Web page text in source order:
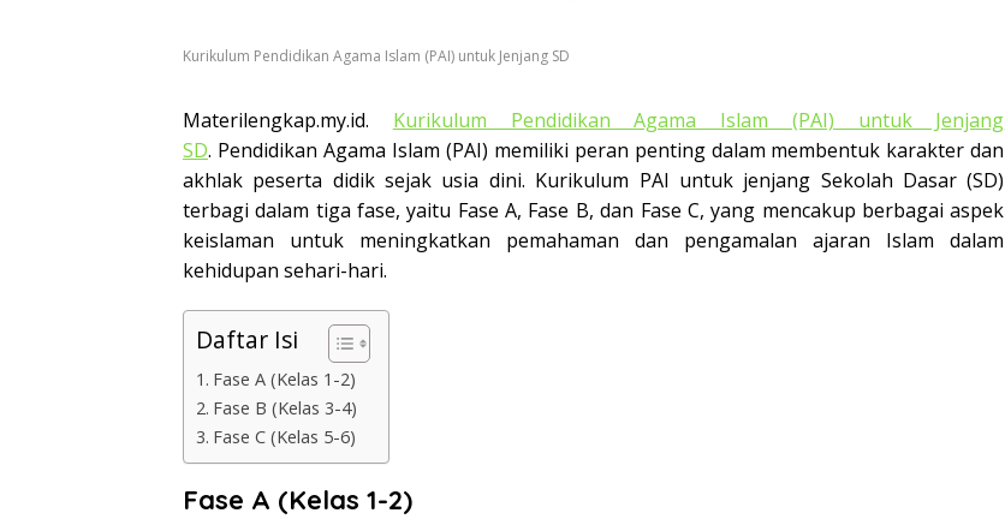
Kurikulum Pendidikan Agama Islam (PAI) untuk Jenjang SD
Materilengkap.my.id. Kurikulum Pendidikan Agama Islam (PAI) untuk Jenjang
SD. Pendidikan Agama Islam (PAI) memiliki peran penting dalam membentuk karakter dan
akhlak peserta didik sejak usia dini. Kurikulum PAI untuk jenjang Sekolah Dasar (SD)
terbagi dalam tiga fase, yaitu Fase A, Fase B, dan Fase C, yang mencakup berbagai aspek
keislaman untuk meningkatkan pemahaman dan pengamalan ajaran Islam dalam
kehidupan sehari-hari.
Daftar Isi
Fase A (Kelas 1-2)
Fase B (Kelas 3-4)
Fase C (Kelas 5-6)
Fase A (Kelas 1-2)